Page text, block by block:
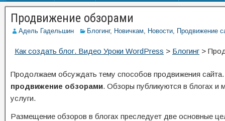
Продвижение обзорами
Адель Гадельшин Блогинг, Новичкам, Новости, Продвижение
Как создать блог. Видео Уроки WordPress > Блогинг >
Продолжаем обсуждать тему способов продвижения
продвижение обзорами. Обзоры публикуются в блогах и
услуги.
Размещение обзоров в блогах преследует две основные